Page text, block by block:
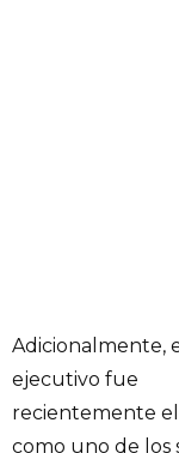
Adicionalmente,
ejecutivo fue
recientemente
como uno de los